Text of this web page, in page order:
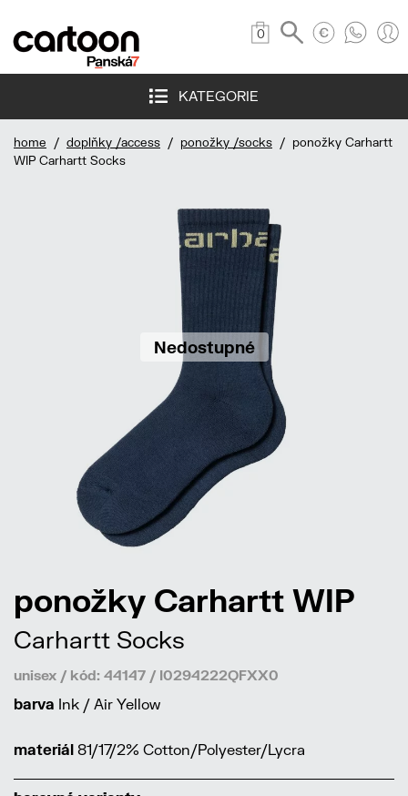
0
KATEGORIE
home / doplňky /access / ponožky /socks / ponožky Carhartt
WIP Carhartt Socks
Nedostupné
ponožky Carhartt WIP
Carhartt Socks
unisex / kód: 44147 / I0294222QFXX0
barva Ink / Air Yellow
materiál 81/17/2% Cotton/Polyester/Lycra